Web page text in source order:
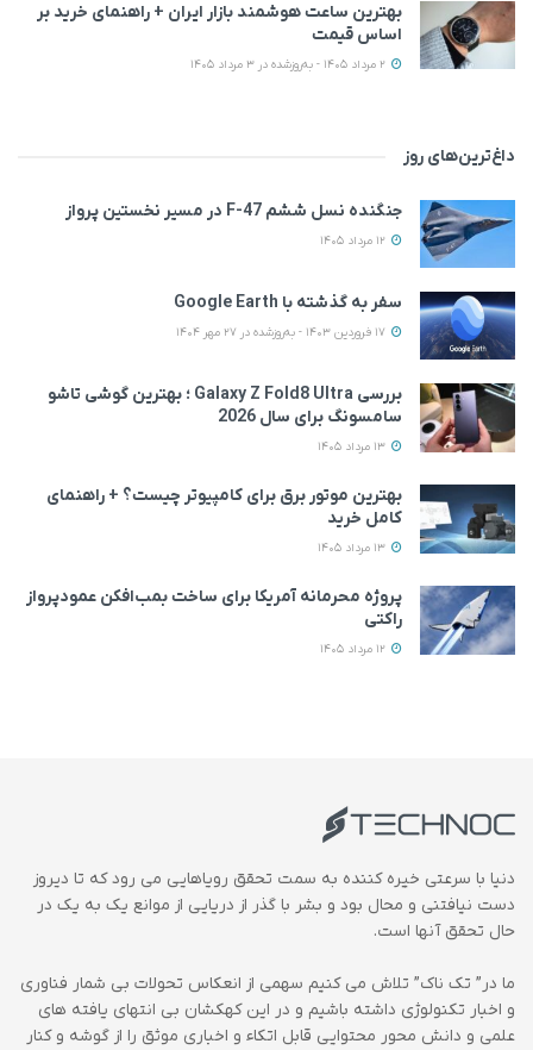
بهترین ساعت هوشمند بازار ایران + راهنمای خرید بر
اساس قیمت
داغ‌ترین‌های روز
جنگنده نسل ششم F-47 در مسیر نخستین پرواز
سفر به گذشته با Google Earth
بررسی Galaxy Z Fold8 Ultra ؛ بهترین گوشی تاشو
سامسونگ برای سال 2026
بهترین موتور برق برای کامپیوتر چیست؟ + راهنمای
کامل خرید
پروژه محرمانه آمریکا برای ساخت بمب‌افکن عمودپرواز
راکتی
دنیا با سرعتی خیره کننده به سمت تحقق رویاهایی می رود که تا دیروز
دست نیافتنی و محال بود و بشر با گذر از دریایی از موانع یک به یک در
حال تحقق آنها است.
ما در” تک ناک” تلاش می کنیم سهمی از انعکاس تحولات بی شمار فناوری
و اخبار تکنولوژی داشته باشیم و در این کهکشان بی انتهای یافته های
علمی و دانش محور محتوایی قابل اتکاء و اخباری موثق را از گوشه و کنار